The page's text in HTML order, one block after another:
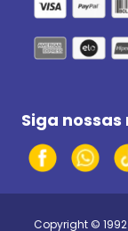
Siga
Copyright ©